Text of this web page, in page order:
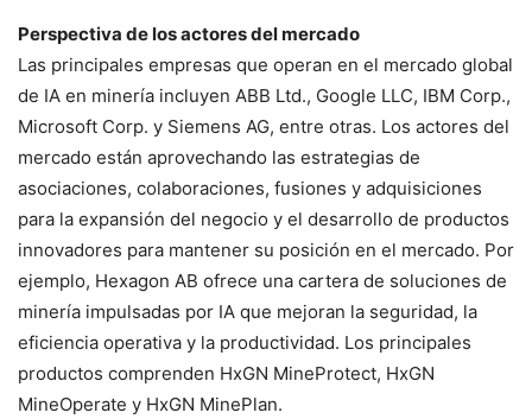
Perspectiva de los actores del mercado
Las principales empresas que operan en el mercado global
de IA en minería incluyen ABB Ltd., Google LLC, IBM Corp.,
Microsoft Corp. y Siemens AG, entre otras. Los actores del
mercado están aprovechando las estrategias de
asociaciones, colaboraciones, fusiones y adquisiciones
para la expansión del negocio y el desarrollo de productos
innovadores para mantener su posición en el mercado. Por
ejemplo, Hexagon AB ofrece una cartera de soluciones de
minería impulsadas por IA que mejoran la seguridad, la
eficiencia operativa y la productividad. Los principales
productos comprenden HxGN MineProtect, HxGN
MineOperate y HxGN MinePlan.